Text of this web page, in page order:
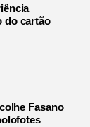
do cartão
Fasano